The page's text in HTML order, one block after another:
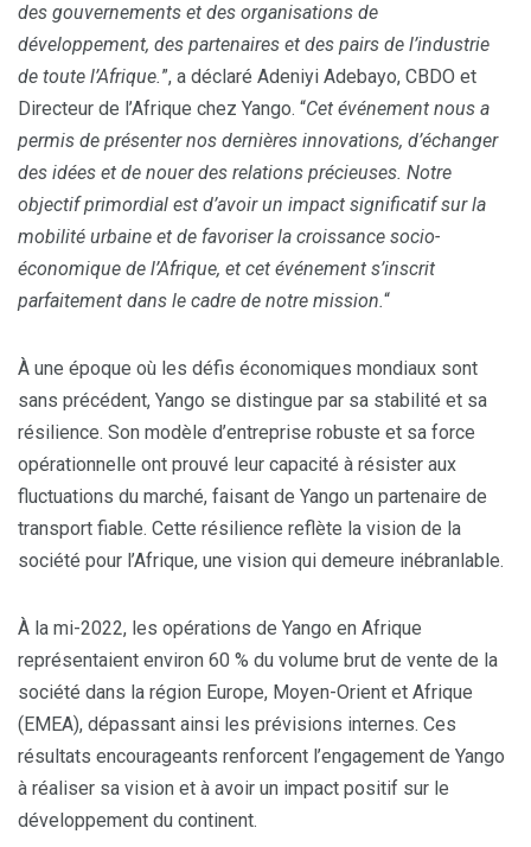
des gouvernements et des organisations de
développement, des partenaires et des pairs de l’industrie
de toute l’Afrique.”, a déclaré Adeniyi Adebayo, CBDO et
Directeur de l’Afrique chez Yango. “Cet événement nous a
permis de présenter nos dernières innovations, d’échanger
des idées et de nouer des relations précieuses. Notre
objectif primordial est d’avoir un impact significatif sur la
mobilité urbaine et de favoriser la croissance socio-
économique de l’Afrique, et cet événement s’inscrit
parfaitement dans le cadre de notre mission.“
À une époque où les défis économiques mondiaux sont
sans précédent, Yango se distingue par sa stabilité et sa
résilience. Son modèle d’entreprise robuste et sa force
opérationnelle ont prouvé leur capacité à résister aux
fluctuations du marché, faisant de Yango un partenaire de
transport fiable. Cette résilience reflète la vision de la
société pour l’Afrique, une vision qui demeure inébranlable.
À la mi-2022, les opérations de Yango en Afrique
représentaient environ 60 % du volume brut de vente de la
société dans la région Europe, Moyen-Orient et Afrique
(EMEA), dépassant ainsi les prévisions internes. Ces
résultats encourageants renforcent l’engagement de Yango
à réaliser sa vision et à avoir un impact positif sur le
développement du continent.